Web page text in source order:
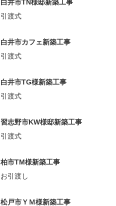
白井市TN様邸新築工事
引渡式
白井市カフェ新築工事
引渡式
白井市TG様新築工事
引渡式
習志野市KW様邸新築工事
引渡式
柏市TM様新築工事
お引渡し
松戸市ＹＭ様新築工事